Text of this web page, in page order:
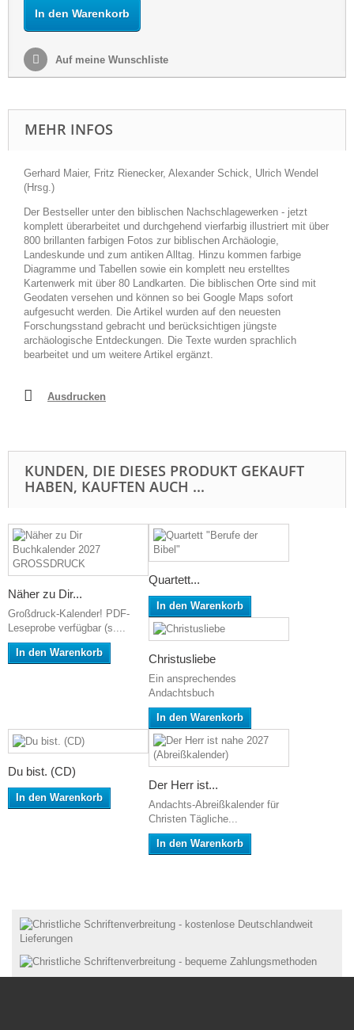
In den Warenkorb
Auf meine Wunschliste
MEHR INFOS
Gerhard Maier, Fritz Rienecker, Alexander Schick, Ulrich Wendel
(Hrsg.)
Der Bestseller unter den biblischen Nachschlagewerken - jetzt
komplett überarbeitet und durchgehend vierfarbig illustriert mit über
800 brillanten farbigen Fotos zur biblischen Archäologie,
Landeskunde und zum antiken Alltag. Hinzu kommen farbige
Diagramme und Tabellen sowie ein komplett neu erstelltes
Kartenwerk mit über 80 Landkarten. Die biblischen Orte sind mit
Geodaten versehen und können so bei Google Maps sofort
aufgesucht werden. Die Artikel wurden auf den neuesten
Forschungsstand gebracht und berücksichtigen jüngste
archäologische Entdeckungen. Die Texte wurden sprachlich
bearbeitet und um weitere Artikel ergänzt.
Ausdrucken
KUNDEN, DIE DIESES PRODUKT GEKAUFT
HABEN, KAUFTEN AUCH ...
Näher zu Dir...
Großdruck-Kalender! PDF-
Leseprobe verfügbar (s....
In den Warenkorb
Quartett...
In den Warenkorb
Christusliebe
Ein ansprechendes
Andachtsbuch
In den Warenkorb
Du bist. (CD)
In den Warenkorb
Der Herr ist...
Andachts-Abreißkalender für
Christen Tägliche...
In den Warenkorb